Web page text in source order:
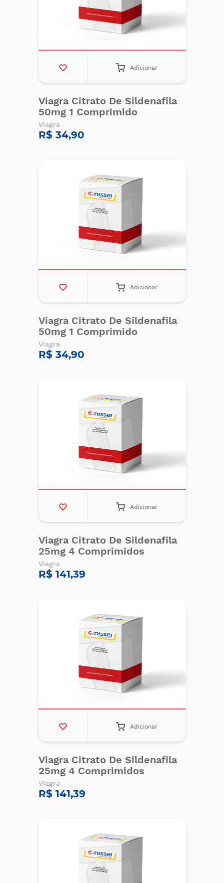
Adicionar
Viagra Citrato De Sildenafila
50mg 1 Comprimido
Viagra
R$ 34,90
Adicionar
Viagra Citrato De Sildenafila
50mg 1 Comprimido
Viagra
R$ 34,90
Adicionar
Viagra Citrato De Sildenafila
25mg 4 Comprimidos
Viagra
R$ 141,39
Adicionar
Viagra Citrato De Sildenafila
25mg 4 Comprimidos
Viagra
R$ 141,39